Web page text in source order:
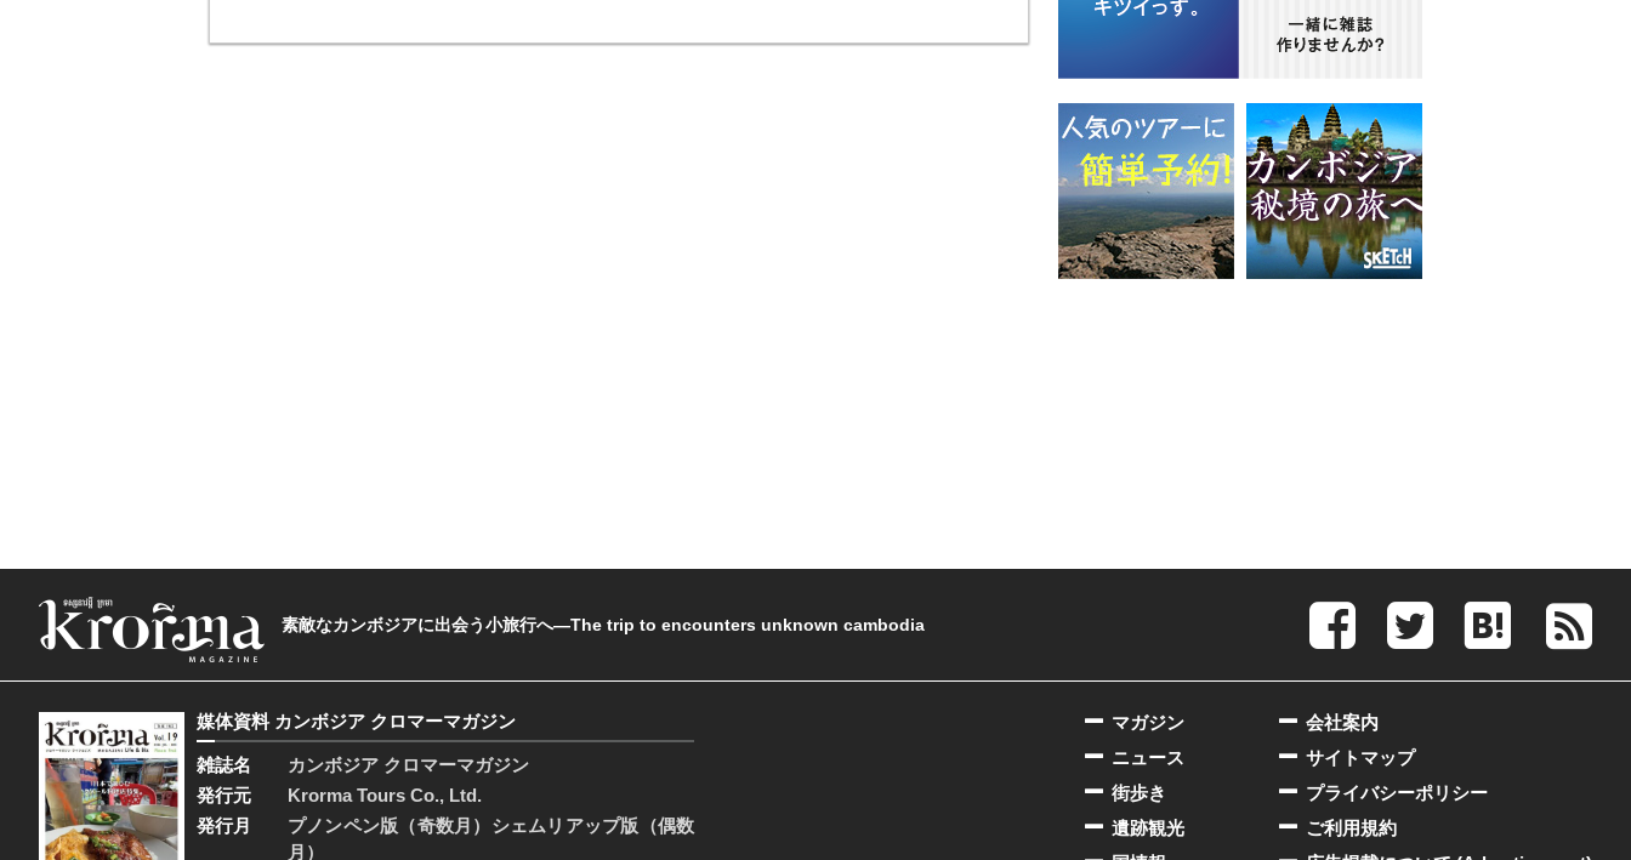
素敵なカンボジアに出会う小旅行へ―The trip to encounters unknown cambodia
媒体資料 カンボジア クロマーマガジン
雑誌名
カンボジア クロマーマガジン
発行元
Krorma Tours Co., Ltd.
発行月
プノンペン版（奇数月）シェムリアップ版（偶数
月）
会社案内
サイトマップ
プライバシーポリシー
ご利用規約
マガジン
ニュース
街歩き
遺跡観光